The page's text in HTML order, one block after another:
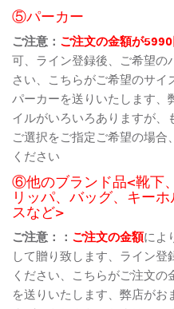
⑤パーカー
ご注意： ご注文の金額が
可、ライン登録後、ご希望
さい、こちらがご希望のサ
パーカーを送りいたします、
イルがいろいろありますが
ご選択をご指定ご希望の場
ください
⑥他のブランド品<靴下
リッパ、バッグ、キー
スなど>
ご注意：： ご注文の金額によ
して贈り致します、ライン
ください、こちらがご注文
を送りいたします、弊店がお